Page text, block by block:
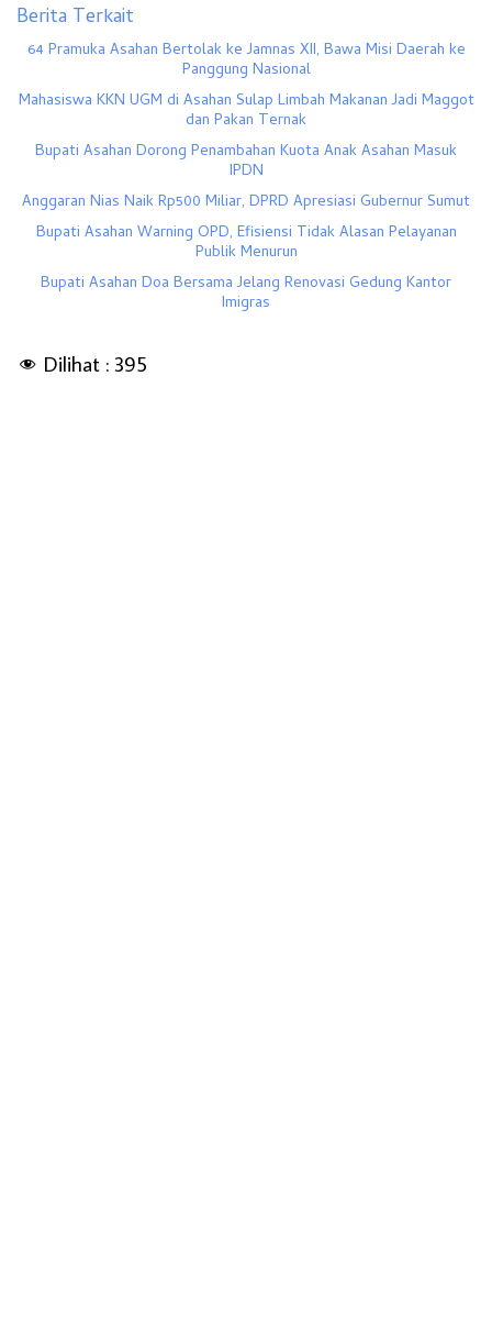
Berita Terkait
64 Pramuka Asahan Bertolak ke Jamnas XII, Bawa Misi Daerah ke
Panggung Nasional
Mahasiswa KKN UGM di Asahan Sulap Limbah Makanan Jadi Maggot
dan Pakan Ternak
Bupati Asahan Dorong Penambahan Kuota Anak Asahan Masuk
IPDN
Anggaran Nias Naik Rp500 Miliar, DPRD Apresiasi Gubernur Sumut
Bupati Asahan Warning OPD, Efisiensi Tidak Alasan Pelayanan
Publik Menurun
Bupati Asahan Doa Bersama Jelang Renovasi Gedung Kantor
Imigras
Dilihat : 395